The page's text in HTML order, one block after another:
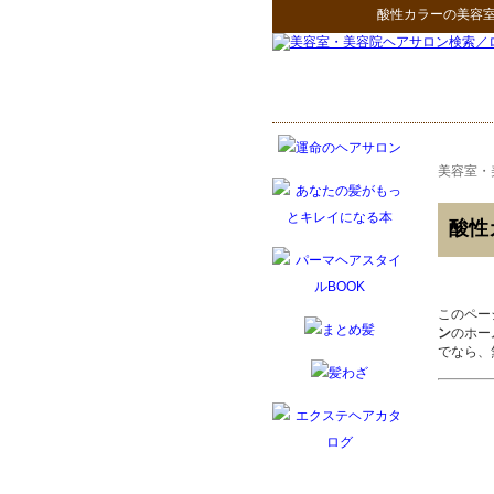
酸性カラーの美容
美容室・
酸性
このペ
ンのホ
でなら、